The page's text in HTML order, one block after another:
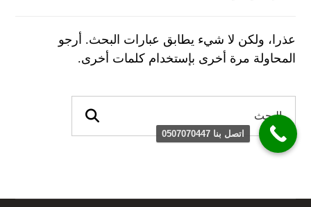
عذرا، ولكن لا شيء يطابق عبارات البحث. أرجو
المحاولة مرة أخرى بإستخدام كلمات أخرى.
اتصل بنا 0507070447